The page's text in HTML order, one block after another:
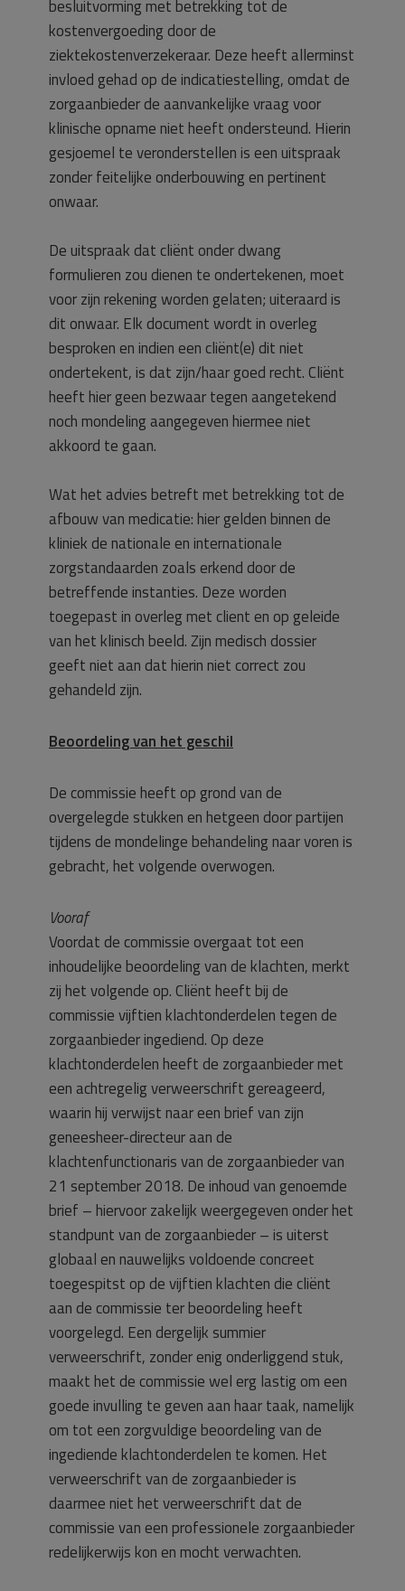
besluitvorming met betrekking tot de
kostenvergoeding door de
ziektekostenverzekeraar. Deze heeft allerminst
invloed gehad op de indicatiestelling, omdat de
zorgaanbieder de aanvankelijke vraag voor
klinische opname niet heeft ondersteund. Hierin
gesjoemel te veronderstellen is een uitspraak
zonder feitelijke onderbouwing en pertinent
onwaar.
De uitspraak dat cliënt onder dwang
formulieren zou dienen te ondertekenen, moet
voor zijn rekening worden gelaten; uiteraard is
dit onwaar. Elk document wordt in overleg
besproken en indien een cliënt(e) dit niet
ondertekent, is dat zijn/haar goed recht. Cliënt
heeft hier geen bezwaar tegen aangetekend
noch mondeling aangegeven hiermee niet
akkoord te gaan.
Wat het advies betreft met betrekking tot de
afbouw van medicatie: hier gelden binnen de
kliniek de nationale en internationale
zorgstandaarden zoals erkend door de
betreffende instanties. Deze worden
toegepast in overleg met client en op geleide
van het klinisch beeld. Zijn medisch dossier
geeft niet aan dat hierin niet correct zou
gehandeld zijn.
Beoordeling van het geschil
De commissie heeft op grond van de
overgelegde stukken en hetgeen door partijen
tijdens de mondelinge behandeling naar voren is
gebracht, het volgende overwogen.
Vooraf
Voordat de commissie overgaat tot een
inhoudelijke beoordeling van de klachten, merkt
zij het volgende op. Cliënt heeft bij de
commissie vijftien klachtonderdelen tegen de
zorgaanbieder ingediend. Op deze
klachtonderdelen heeft de zorgaanbieder met
een achtregelig verweerschrift gereageerd,
waarin hij verwijst naar een brief van zijn
geneesheer-directeur aan de
klachtenfunctionaris van de zorgaanbieder van
21 september 2018. De inhoud van genoemde
brief – hiervoor zakelijk weergegeven onder het
standpunt van de zorgaanbieder – is uiterst
globaal en nauwelijks voldoende concreet
toegespitst op de vijftien klachten die cliënt
aan de commissie ter beoordeling heeft
voorgelegd. Een dergelijk summier
verweerschrift, zonder enig onderliggend stuk,
maakt het de commissie wel erg lastig om een
goede invulling te geven aan haar taak, namelijk
om tot een zorgvuldige beoordeling van de
ingediende klachtonderdelen te komen. Het
verweerschrift van de zorgaanbieder is
daarmee niet het verweerschrift dat de
commissie van een professionele zorgaanbieder
redelijkerwijs kon en mocht verwachten.